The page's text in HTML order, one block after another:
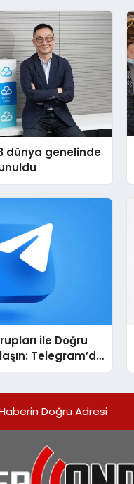
dünya genelinde
ile Doğru
Telegram’da
Daha
Doğru Adresi